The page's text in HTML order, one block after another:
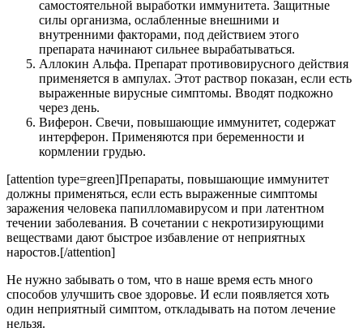
самостоятельной выработки иммунитета. Защитные
силы организма, ослабленные внешними и
внутренними факторами, под действием этого
препарата начинают сильнее вырабатываться.
Аллокин Альфа. Препарат противовирусного действия
применяется в ампулах. Этот раствор показан, если есть
выраженные вирусные симптомы. Вводят подкожно
через день.
Виферон. Свечи, повышающие иммунитет, содержат
интерферон. Применяются при беременности и
кормлении грудью.
[attention type=green]Препараты, повышающие иммунитет
должны применяться, если есть выраженные симптомы
заражения человека папилломавирусом и при латентном
течении заболевания. В сочетании с некротизирующими
веществами дают быстрое избавление от неприятных
наростов.[/attention]
Не нужно забывать о том, что в наше время есть много
способов улучшить свое здоровье. И если появляется хоть
один неприятный симптом, откладывать на потом лечение
нельзя.